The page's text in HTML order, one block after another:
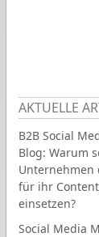
AKTUELLE
B2B Social
Blog: Warum
Unternehmen
für ihr
einsetzen?
Social Media